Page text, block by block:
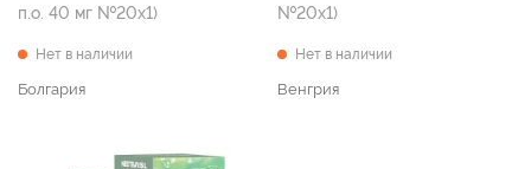
п.о. 40 мг №20х1)
Нет в наличии
Болгария
№20х1)
Нет в наличии
Венгрия